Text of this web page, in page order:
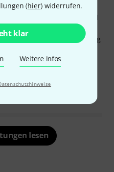
(hier) widerrufen.
klar
Weitere Infos
Double für mein
für die Eingänge (Bass und
die Ausgänge (zwei
robust, verfälschen den Klang
zwei dafür vorgesehenen
auf einem Voodoo Lab
MELDEN
lesen